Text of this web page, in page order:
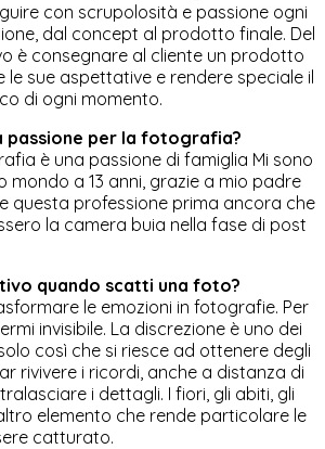
con scrupolosità e passione ogni
dal concept al prodotto finale. Del
è consegnare al cliente un prodotto
le sue aspettative e rendere speciale il
di ogni momento.
passione per la fotografia?
è una passione di famiglia Mi sono
mondo a 13 anni, grazie a mio padre
questa professione prima ancora che
la camera buia nella fase di post
quando scatti una foto?
le emozioni in fotografie. Per
invisibile. La discrezione è uno dei
così che si riesce ad ottenere degli
rivivere i ricordi, anche a distanza di
i dettagli. I fiori, gli abiti, gli
elemento che rende particolare le
catturato.